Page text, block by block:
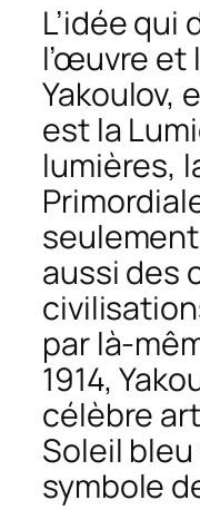
L’idée
l’œuvre et
Yakoulov,
est la
lumières,
aussi des
par là-
1914,
célèbre
Soleil bleu
symbole